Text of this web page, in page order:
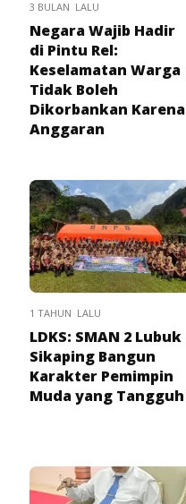
3 BULAN LALU
Negara Wajib Hadir
di Pintu Rel:
Keselamatan Warga
Tidak Boleh
Dikorbankan Karena
Anggaran
1 TAHUN LALU
LDKS: SMAN 2 Lubuk
Sikaping Bangun
Karakter Pemimpin
Muda yang Tangguh